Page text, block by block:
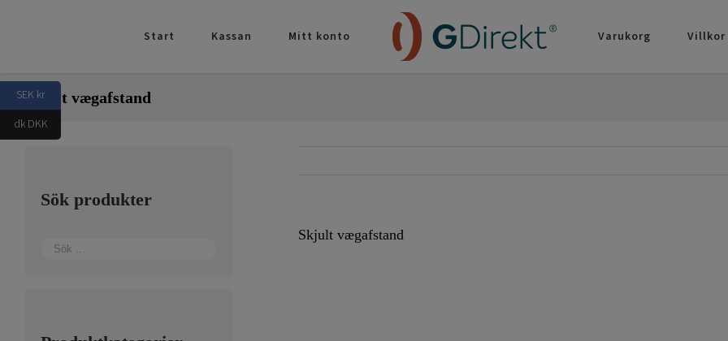
Start Kassan Mitt konto Varukorg Villkor
Skjult vægafstand
Skjult vægafstand
Sök produkter
SEK kr
dk DKK